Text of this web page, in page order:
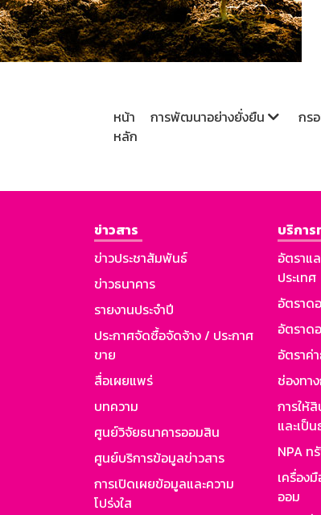
หน้า
หลัก
การพัฒนาอย่างยั่งยืน กร
ข่าวสาร
ข่าวประชาสัมพันธ์
ข่าวธนาคาร
รายงานประจำปี
ประกาศจัดซื้อจัดจ้าง / ประกาศ
ขาย
สื่อเผยแพร่
บทความ
ศูนย์วิจัยธนาคารออมสิน
ศูนย์บริการข้อมูลข่าวสาร
การเปิดเผยข้อมูลและความ
โปร่งใส
บริการ
อัตราแ
ประเทศ
อัตราด
อัตราด
อัตราค่
ช่องทา
การให้
และเป็
NPA ท
เครื่อง
ออม